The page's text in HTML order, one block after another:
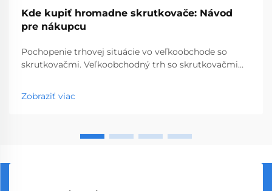
Kde kupiť hromadne skrutkovače: Návod
pre nákupcu
Pochopenie trhovej situácie vo veľkoobchode so
skrutkovačmi. Veľkoobchodný trh so skrutkovačmi
nástrojov, ktorý obsluhuje podniky od obchodov so
stavebninami až po stavebné spoločnosti. S
Zobraziť viac